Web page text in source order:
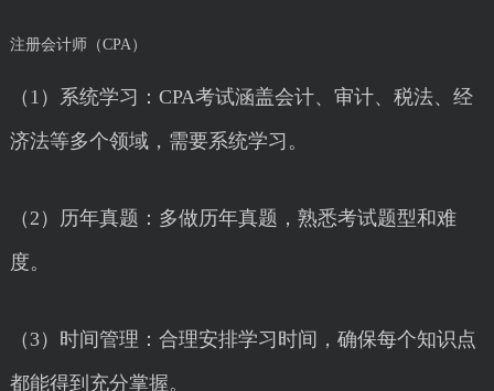
注册会计师（CPA）
（1）系统学习：CPA考试涵盖会计、审计、税法、经
济法等多个领域，需要系统学习。
（2）历年真题：多做历年真题，熟悉考试题型和难
度。
（3）时间管理：合理安排学习时间，确保每个知识点
都能得到充分掌握。